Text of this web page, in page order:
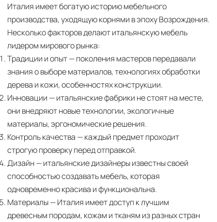
Италия имеет богатую историю мебельного
производства, уходящую корнями в эпоху Возрождения.
Несколько факторов делают итальянскую мебель
лидером мирового рынка:
Традиции и опыт— поколения мастеров передавали
знания о выборе материалов, технологиях обработки
дерева и кожи, особенностях конструкции.
Инновации — итальянские фабрики не стоят на месте,
они внедряют новые технологии, экологичные
материалы, эргономические решения.
Контроль качества — каждый предмет проходит
строгую проверку перед отправкой.
Дизайн— итальянские дизайнеры известны своей
способностью создавать мебель, которая
одновременно красива и функциональна.
Материалы— Италия имеет доступ к лучшим
древесным породам, кожам и тканям из разных стран